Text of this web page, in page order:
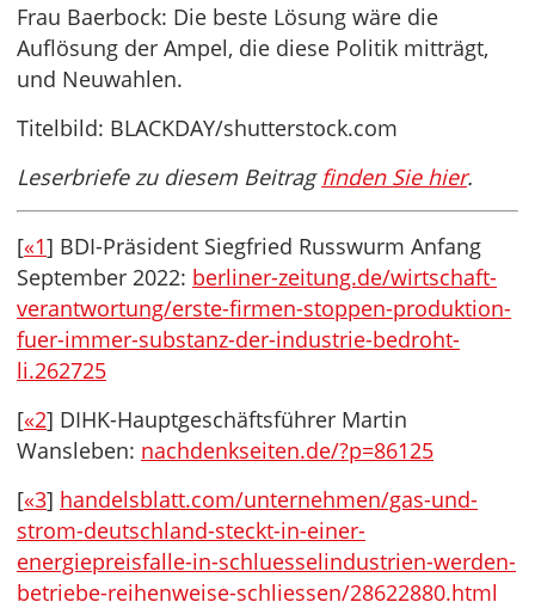
Frau Baerbock: Die beste Lösung wäre die
Auflösung der Ampel, die diese Politik mitträgt,
und Neuwahlen.
Titelbild: BLACKDAY/shutterstock.com
Leserbriefe zu diesem Beitrag finden Sie hier.
[«1] BDI-Präsident Siegfried Russwurm Anfang
September 2022: berliner-zeitung.de/wirtschaft-
verantwortung/erste-firmen-stoppen-produktion-
fuer-immer-substanz-der-industrie-bedroht-
li.262725
[«2] DIHK-Hauptgeschäftsführer Martin
Wansleben: nachdenkseiten.de/?p=86125
[«3] handelsblatt.com/unternehmen/gas-und-
strom-deutschland-steckt-in-einer-
energiepreisfalle-in-schluesselindustrien-werden-
betriebe-reihenweise-schliessen/28622880.html